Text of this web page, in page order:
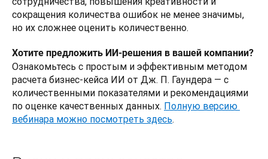
сокращения количества ошибок не менее значимы,
но их сложнее оценить количественно.
Хотите предложить ИИ-решения в вашей компании?
Ознакомьтесь с простым и эффективным методом
расчета бизнес-кейса ИИ от Дж. П. Гаундера — с
количественными показателями и рекомендациями
по оценке качественных данных. Полную версию
вебинара можно посмотреть здесь.